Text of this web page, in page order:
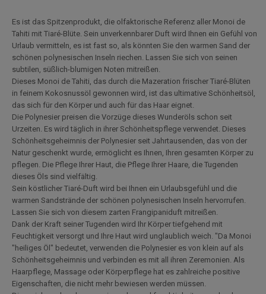
Es ist das Spitzenprodukt, die olfaktorische Referenz aller Monoi de
Tahiti mit Tiaré-Blüte. Sein unverkennbarer Duft wird Ihnen ein Gefühl von
Urlaub vermitteln, es ist fast so, als könnten Sie den warmen Sand der
schönen polynesischen Inseln riechen. Lassen Sie sich von seinen
subtilen, süßlich-blumigen Noten mitreißen.
Dieses Monoi de Tahiti, das durch die Mazeration frischer Tiaré-Blüten
in feinem Kokosnussöl gewonnen wird, ist das ultimative Schönheitsöl,
das sich für den Körper und auch für das Haar eignet.
Die Polynesier preisen die Vorzüge dieses Wunderöls schon seit
Urzeiten. Es wird täglich in ihrer Schönheitspflege verwendet. Dieses
Schönheitsgeheimnis der Polynesier seit Jahrtausenden, das von der
Natur geschenkt wurde, ermöglicht es Ihnen, Ihren gesamten Körper zu
pflegen. Die Pflege Ihrer Haut, die Pflege Ihrer Haare, die Tugenden
dieses Öls sind vielfältig.
Sein köstlicher Tiaré-Duft wird bei Ihnen ein Urlaubsgefühl und die
warmen Sandstrände der schönen polynesischen Inseln hervorrufen.
Lassen Sie sich von diesem zarten Frangipaniduft mitreißen.
Dank der Kraft seiner Tugenden wird Ihr Körper tiefgehend mit
Feuchtigkeit versorgt und Ihre Haut wird unglaublich weich. "Da Monoi
"heiliges Öl" bedeutet, verwenden die Polynesier es von klein auf als
Schönheitsgeheimnis und verbinden es mit all ihren Zeremonien. Als
Haarpflege, Massage oder Körperpflege hat es zahlreiche positive
Eigenschaften, die nicht mehr bewiesen werden müssen.